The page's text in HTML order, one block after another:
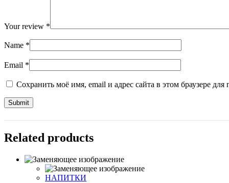
Your review *
Name *
Email *
Сохранить моё имя, email и адрес сайта в этом браузере
Related products
НАПИТКИ